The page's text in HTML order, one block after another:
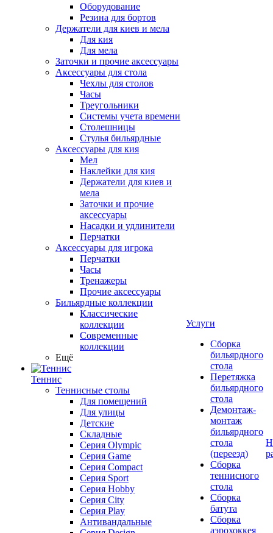
Оборудование
Резина для бортов
Держатели для киев и мела
Для кия
Для мела
Заточки и прочие аксессуары
Аксессуары для стола
Чехлы для столов
Часы
Треугольники
Системы учета времени
Столешницы
Стулья бильярдные
Аксессуары для кия
Мел
Наклейки для кия
Держатели для киев и
мела
Заточки и прочие
аксессуары
Насадки и удлинители
Перчатки
Аксессуары для игрока
Перчатки
Часы
Тренажеры
Прочие аксессуары
Бильярдные коллекции
Классические
коллекции
Современные
коллекции
Ещё
Теннис
Теннисные столы
Для помещений
Для улицы
Детские
Складные
Серия Olympic
Серия Game
Серия Compact
Серия Sport
Серия Hobby
Серия City
Серия Play
Антивандальные
Услуги
Сборка
бильярдного
стола
Перетяжка
бильярдного
стола
Демонтаж-
монтаж
бильярдного
стола
(переезд)
Сборка
теннисного
стола
Сборка
батута
Сборка
аэрохоккея